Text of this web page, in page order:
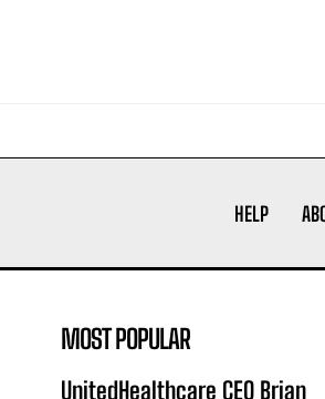
HELP
MOST POPULAR
UnitedHealthcare CEO Brian